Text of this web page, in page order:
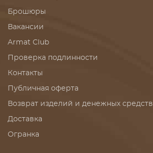
Брошюры
Вакансии
Armat Club
Проверка подлинности
Контакты
Публичная оферта
Возврат изделий и денежных средств
Доставка
Огранка